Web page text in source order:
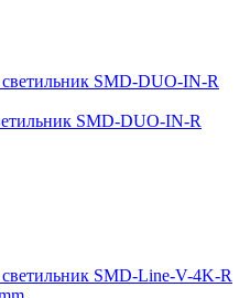
SMD-DUO-IN-R